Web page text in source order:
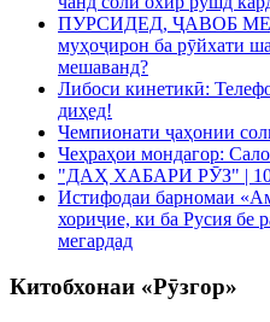
ПУРСИДЕД, ҶАВОБ
муҳоҷирон ба рӯйхати
мешаванд?
Либоси кинетикӣ:
диҳед!
Чемпионати ҷаҳонии
Чеҳраҳои мондагор:
"ДАҲ ХАБАРИ РӮЗ" | 10
Истифодаи барномаи
хориҷие, ки ба Русия бе
мегардад
Китобхонаи «Рӯзгор»